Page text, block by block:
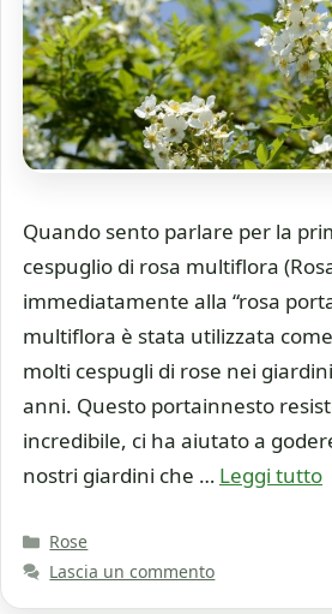
Quando sento parlare per la
cespuglio di rosa multiflora
immediatamente alla “rosa
multiflora è stata utilizzata
molti cespugli di rose nei
anni. Questo portainnesto
incredibile, ci ha aiutato a
nostri giardini che … Leggi tutto
Categorie
Rose
Lascia un commento